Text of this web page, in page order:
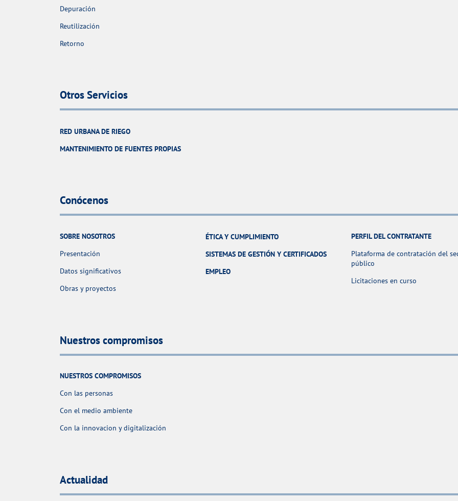
Depuración
Reutilización
Retorno
Otros Servicios
RED URBANA DE RIEGO
MANTENIMIENTO DE FUENTES PROPIAS
Conócenos
SOBRE NOSOTROS
Presentación
Datos significativos
Obras y proyectos
ÉTICA Y CUMPLIMIENTO
SISTEMAS DE GESTIÓN Y CERTIFICADOS
EMPLEO
PERFIL DEL CONTRATANTE
Plataforma de contratación del
público
Licitaciones en curso
Nuestros compromisos
NUESTROS COMPROMISOS
Con las personas
Con el medio ambiente
Con la innovacion y digitalización
Actualidad